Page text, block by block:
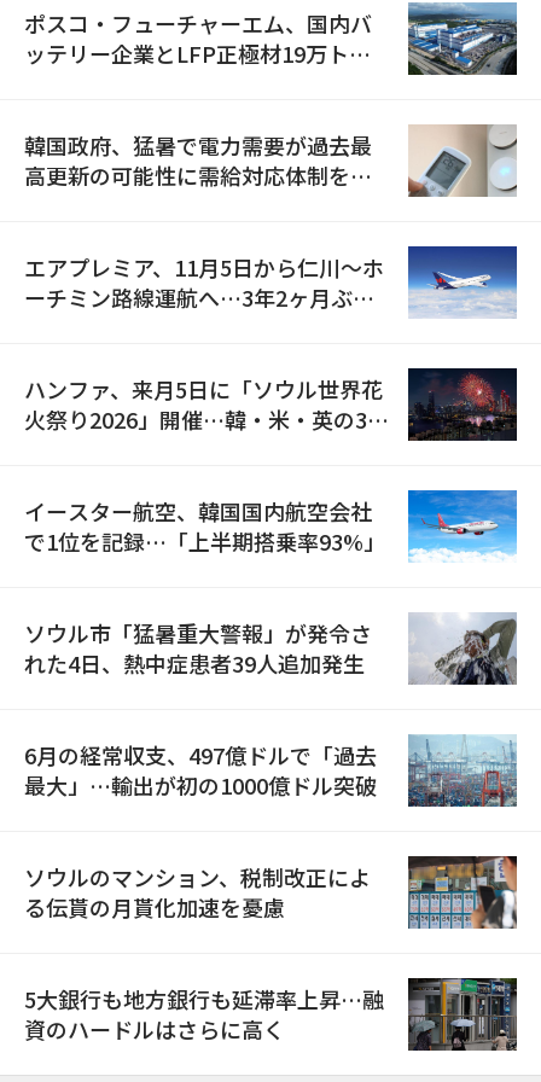
ポスコ・フューチャーエム、国内バ
ッテリー企業とLFP正極材19万トン
韓国政府、猛暑で電力需要が過去最
高更新の可能性に需給対応体制を点
エアプレミア、11月5日から仁川〜ホ
ーチミン路線運航へ…3年2ヶ月ぶり
ハンファ、来月5日に「ソウル世界花
火祭り2026」開催…韓・米・英の3カ
イースター航空、韓国国内航空会社
で1位を記録…「上半期搭乗率93%」
ソウル市「猛暑重大警報」が発令さ
れた4日、熱中症患者39人追加発生
6月の経常収支、497億ドルで「過去
最大」…輸出が初の1000億ドル突破
ソウルのマンション、税制改正によ
る伝貰の月貰化加速を憂慮
5大銀行も地方銀行も延滞率上昇…融
資のハードルはさらに高く